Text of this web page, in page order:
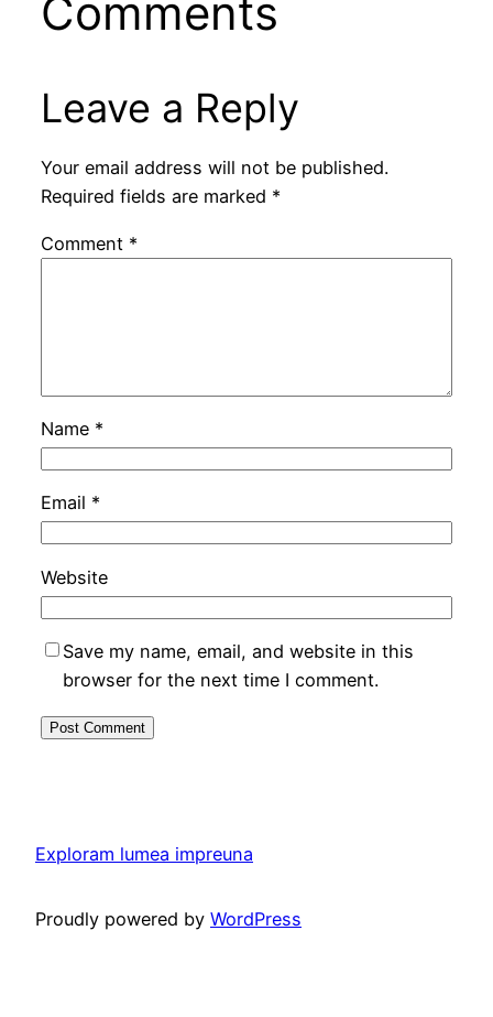
Comments
Leave a Reply
Your email address will not be published.
Required fields are marked *
Comment *
Name *
Email *
Website
Save my name, email, and website in this
browser for the next time I comment.
Exploram lumea impreuna
Proudly powered by WordPress